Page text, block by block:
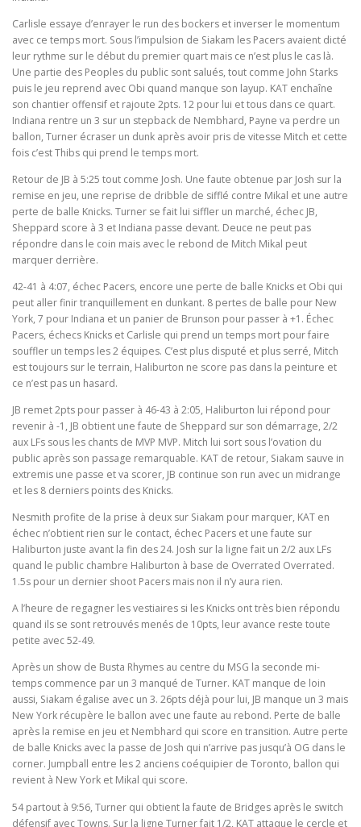
Carlisle essaye d’enrayer le run des bockers et inverser le momentum
avec ce temps mort. Sous l’impulsion de Siakam les Pacers avaient dicté
leur rythme sur le début du premier quart mais ce n’est plus le cas là.
Une partie des Peoples du public sont salués, tout comme John Starks
puis le jeu reprend avec Obi quand manque son layup. KAT enchaîne
son chantier offensif et rajoute 2pts. 12 pour lui et tous dans ce quart.
Indiana rentre un 3 sur un stepback de Nembhard, Payne va perdre un
ballon, Turner écraser un dunk après avoir pris de vitesse Mitch et cette
fois c’est Thibs qui prend le temps mort.
Retour de JB à 5:25 tout comme Josh. Une faute obtenue par Josh sur la
remise en jeu, une reprise de dribble de sifflé contre Mikal et une autre
perte de balle Knicks. Turner se fait lui siffler un marché, échec JB,
Sheppard score à 3 et Indiana passe devant. Deuce ne peut pas
répondre dans le coin mais avec le rebond de Mitch Mikal peut
marquer derrière.
42-41 à 4:07, échec Pacers, encore une perte de balle Knicks et Obi qui
peut aller finir tranquillement en dunkant. 8 pertes de balle pour New
York, 7 pour Indiana et un panier de Brunson pour passer à +1. Échec
Pacers, échecs Knicks et Carlisle qui prend un temps mort pour faire
souffler un temps les 2 équipes. C’est plus disputé et plus serré, Mitch
est toujours sur le terrain, Haliburton ne score pas dans la peinture et
ce n’est pas un hasard.
JB remet 2pts pour passer à 46-43 à 2:05, Haliburton lui répond pour
revenir à -1, JB obtient une faute de Sheppard sur son démarrage, 2/2
aux LFs sous les chants de MVP MVP. Mitch lui sort sous l’ovation du
public après son passage remarquable. KAT de retour, Siakam sauve in
extremis une passe et va scorer, JB continue son run avec un midrange
et les 8 derniers points des Knicks.
Nesmith profite de la prise à deux sur Siakam pour marquer, KAT en
échec n’obtient rien sur le contact, échec Pacers et une faute sur
Haliburton juste avant la fin des 24. Josh sur la ligne fait un 2/2 aux LFs
quand le public chambre Haliburton à base de Overrated Overrated.
1.5s pour un dernier shoot Pacers mais non il n’y aura rien.
A l’heure de regagner les vestiaires si les Knicks ont très bien répondu
quand ils se sont retrouvés menés de 10pts, leur avance reste toute
petite avec 52-49.
Après un show de Busta Rhymes au centre du MSG la seconde mi-
temps commence par un 3 manqué de Turner. KAT manque de loin
aussi, Siakam égalise avec un 3. 26pts déjà pour lui, JB manque un 3 mais
New York récupère le ballon avec une faute au rebond. Perte de balle
après la remise en jeu et Nembhard qui score en transition. Autre perte
de balle Knicks avec la passe de Josh qui n’arrive pas jusqu’à OG dans le
corner. Jumpball entre les 2 anciens coéquipier de Toronto, ballon qui
revient à New York et Mikal qui score.
54 partout à 9:56, Turner qui obtient la faute de Bridges après le switch
défensif avec Towns. Sur la ligne Turner fait 1/2, KAT attaque le cercle et